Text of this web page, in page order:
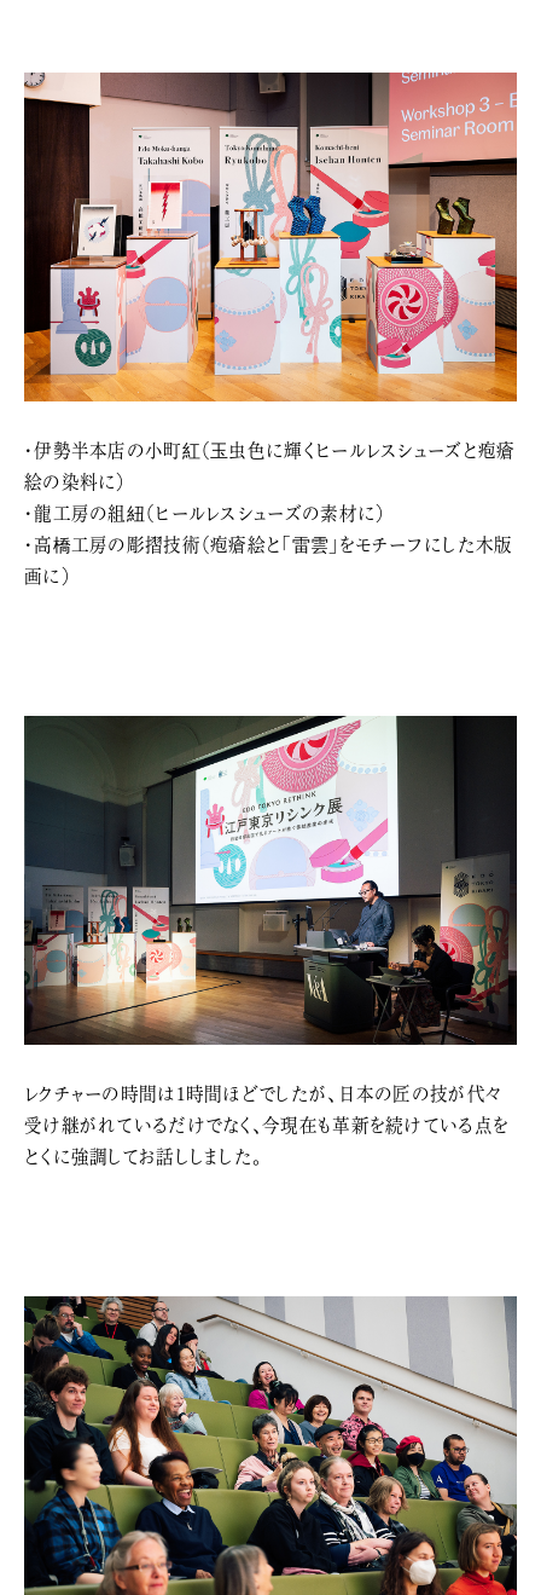
・伊勢半本店の小町紅（玉虫色に輝くヒールレスシューズと疱瘡
絵の染料に）
・龍工房の組紐（ヒールレスシューズの素材に）
・高橋工房の彫摺技術（疱瘡絵と「雷雲」をモチーフにした木版
画に）
レクチャーの時間は1時間ほどでしたが、日本の匠の技が代々
受け継がれているだけでなく、今現在も革新を続けている点を
とくに強調してお話ししました。